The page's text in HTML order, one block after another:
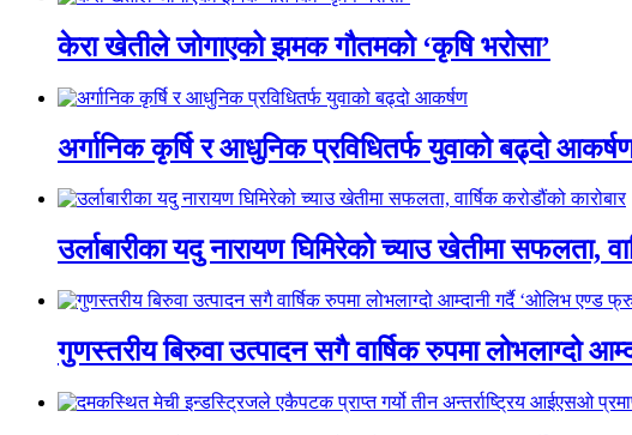
केरा खेतीले जोगाएको झमक गौतमको ‘कृषि भरोसा’
अर्गानिक कृर्षि र आधुनिक प्रविधितर्फ युवाको बढ्दो
उर्लाबारीका यदु नारायण घिमिरेको च्याउ खेतीमा सफलता,
गुणस्तरीय बिरुवा उत्पादन सगै वार्षिक रुपमा लोभलाग्दो